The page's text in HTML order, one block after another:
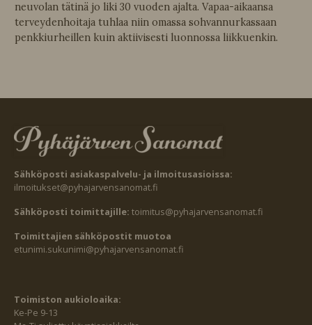
neuvolan tätinä jo liki 30 vuoden ajalta. Vapaa-aikaansa
terveydenhoitaja tuhlaa niin omassa sohvannurkassaan
penkkiurheillen kuin aktiivisesti luonnossa liikkuenkin.
Sähköposti asiakaspalvelu- ja ilmoitusasioissa:
ilmoitukset@pyhajarvensanomat.fi
Sähköposti toimittajille: toimitus@pyhajarvensanomat.fi
Toimittajien sähköpostit muotoa
etunimi.sukunimi@pyhajarvensanomat.fi
Toimiston aukioloaika:
Ke-Pe 9-13